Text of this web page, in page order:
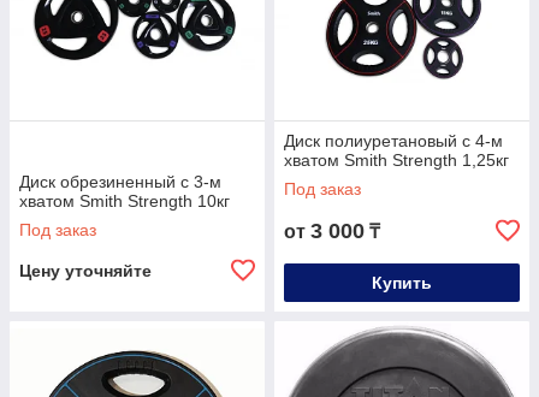
Диск обрезиненный c 3-м
хватом Smith Strength 10кг
Под заказ
Цену уточняйте
Диск полиуретановый c 4-м
хватом Smith Strength 1,25кг
Под заказ
от 3 000 ₸
Купить